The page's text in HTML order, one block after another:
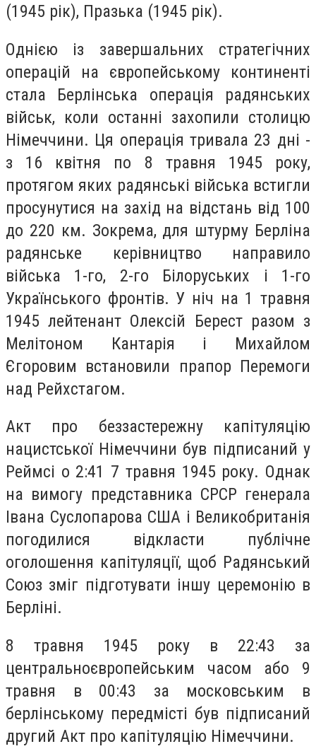
(1945 рік), Празька (1945 рік).
Однією із завершальних стратегічних
операцій на європейському континенті
стала Берлінська операція радянських
військ, коли останні захопили столицю
Німеччини. Ця операція тривала 23 дні -
з 16 квітня по 8 травня 1945 року,
протягом яких радянські війська встигли
просунутися на захід на відстань від 100
до 220 км. Зокрема, для штурму Берліна
радянське керівництво направило
війська 1-го, 2-го Білоруських і 1-го
Українського фронтів. У ніч на 1 травня
1945 лейтенант Олексій Берест разом з
Мелітоном Кантарія і Михайлом
Єгоровим встановили прапор Перемоги
над Рейхстагом.
Акт про беззастережну капітуляцію
нацистської Німеччини був підписаний у
Реймсі о 2:41 7 травня 1945 року. Однак
на вимогу представника СРСР генерала
Івана Суслопарова США і Великобританія
погодилися відкласти публічне
оголошення капітуляції, щоб Радянський
Союз зміг підготувати іншу церемонію в
Берліні.
8 травня 1945 року в 22:43 за
центральноєвропейським часом або 9
травня в 00:43 за московським в
берлінському передмісті був підписаний
другий Акт про капітуляцію Німеччини.